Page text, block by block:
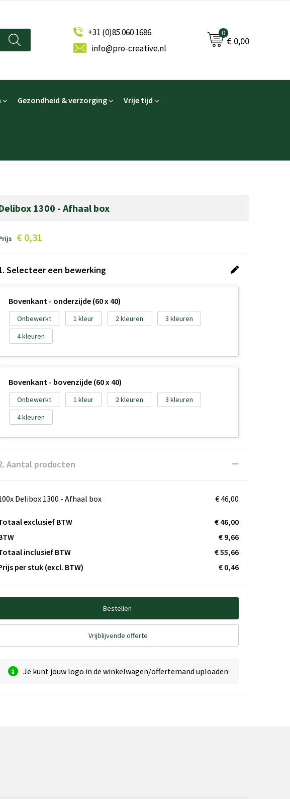
+31 (0)85 060 1686
info@pro-creative.nl
0
€ 0,00
Gezondheid & verzorging Vrije tijd
1300 - Afhaal box
€ 0,31
Selecteer een bewerking
Bovenkant - onderzijde (60 x 40)
Onbewerkt 1 2
3
4
Bovenkant - bovenzijde (60 x 40)
Onbewerkt 1 2
3
4
Aantal producten
Delibox 1300 - Afhaal box € 46,00
exclusief BTW
€ 46,00
€ 9,66
inclusief BTW
€ 55,66
per stuk(excl. BTW) € 0,46
Bestellen
Vrijblijvende offerte
Je kunt jouw logo in de winkelwagen/offertemand uploaden